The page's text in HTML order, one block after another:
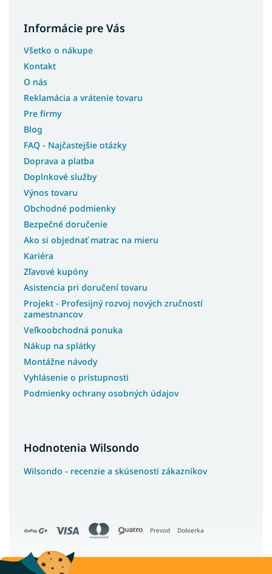
Informácie pre Vás
Všetko o nákupe
Kontakt
O nás
Reklamácia a vrátenie tovaru
Pre firmy
Blog
FAQ - Najčastejšie otázky
Doprava a platba
Doplnkové služby
Výnos tovaru
Obchodné podmienky
Bezpečné doručenie
Ako si objednať matrac na mieru
Kariéra
Zľavové kupóny
Asistencia pri doručení tovaru
Projekt - Profesijný rozvoj nových zručností
zamestnancov
Veľkoobchodná ponuka
Nákup na splátky
Montážne návody
Vyhlásenie o prístupnosti
Podmienky ochrany osobných údajov
Hodnotenia Wilsondo
Wilsondo - recenzie a skúsenosti zákazníkov
Prevod Dobierka